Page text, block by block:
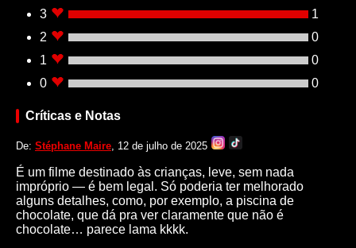
3
1
2
0
1
0
0
0
Críticas e Notas
De: Stéphane Maire , 12 de julho de 2025
É um filme destinado às crianças, leve, sem nada
impróprio — é bem legal. Só poderia ter melhorado
alguns detalhes, como, por exemplo, a piscina de
chocolate, que dá pra ver claramente que não é
chocolate… parece lama kkkk.